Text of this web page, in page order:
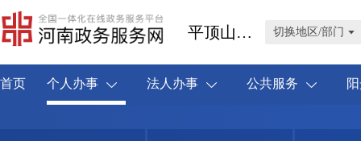
平顶山市叶县 切换地区/部门
首页 个人办事 法人办事 公共服务